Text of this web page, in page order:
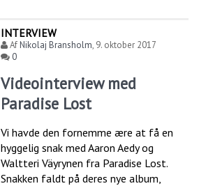
INTERVIEW
AfNikolaj Bransholm, 9. oktober 2017
0
Videointerview med
Paradise Lost
Vi havde den fornemme ære at få en
hyggelig snak med Aaron Aedy og
Waltteri Väyrynen fra Paradise Lost.
Snakken faldt på deres nye album,